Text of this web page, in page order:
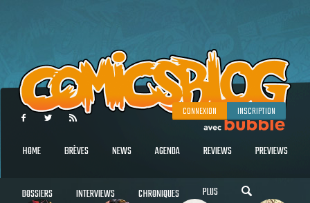
CONNEXION INSCRIPTION
HOME BRÈVES NEWS AGENDA REVIEWS PREVIEWS
DOSSIERS INTERVIEWS CHRONIQUES PLUS